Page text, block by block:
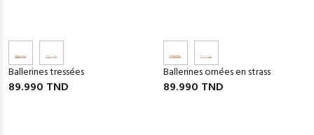
Ballerines tressées
89.990 TND
Ballerines ornées en strass
89.990 TND